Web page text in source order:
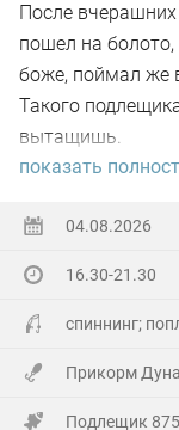
После
пошел на
боже, поймал же
Такого
вытащишь.
поймал.
На заказе еще
Отпустил, и
показать
04.08.2026
16.30-21.30
спиннинг;
Прикорм
Подлещик